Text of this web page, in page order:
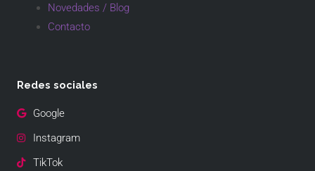
Novedades / Blog
Contacto
Redes sociales
Google
Instagram
TikTok